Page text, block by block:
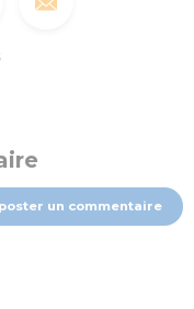
un commentaire